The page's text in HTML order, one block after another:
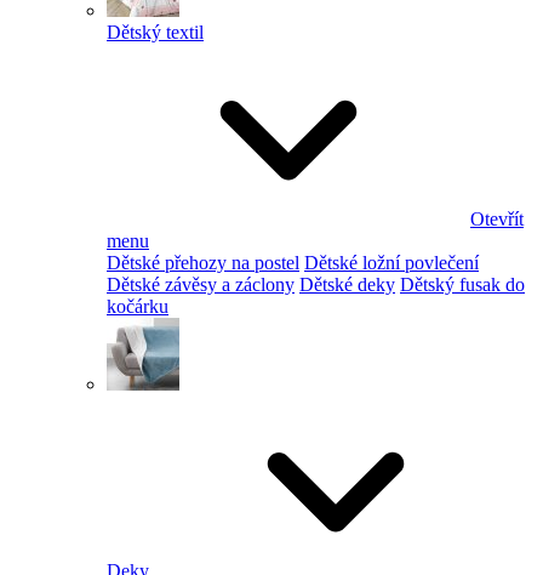
Dětský textil
Otevřít
menu
Dětské přehozy na postel Dětské ložní povlečení
Dětské závěsy a záclony Dětské deky Dětský fusak do
kočárku
Deky